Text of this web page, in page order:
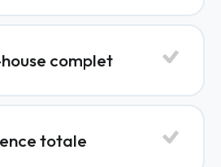
complet
totale